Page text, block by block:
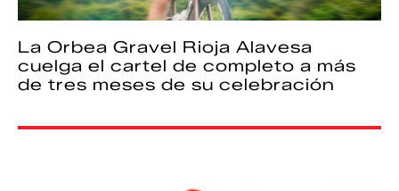
La Orbea Gravel Rioja Alavesa
cuelga el cartel de completo a más
de tres meses de su celebración